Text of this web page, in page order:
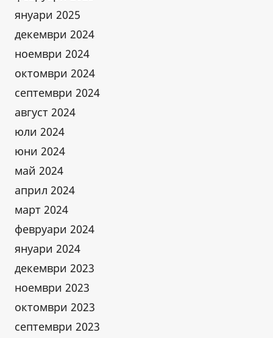
януари 2025
декември 2024
ноември 2024
октомври 2024
септември 2024
август 2024
юли 2024
юни 2024
май 2024
април 2024
март 2024
февруари 2024
януари 2024
декември 2023
ноември 2023
октомври 2023
септември 2023